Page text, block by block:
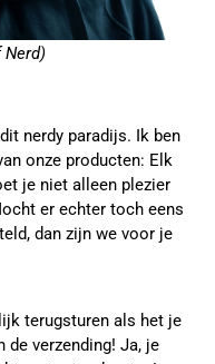
Nerd)
nerdy paradijs. Ik ben
onze producten: Elk
je niet alleen plezier
er echter toch eens
dan zijn we voor je
terugsturen als het je
de verzending! Ja, je